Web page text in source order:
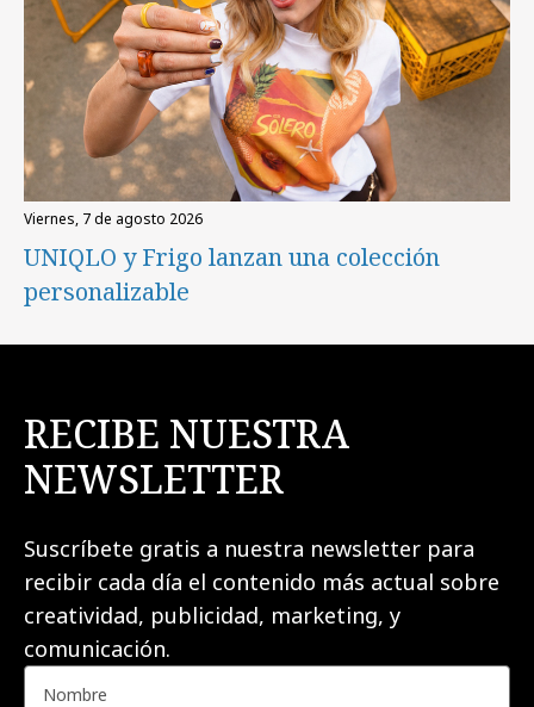
viernes, 7 de agosto 2026
UNIQLO y Frigo lanzan una colección
personalizable
RECIBE NUESTRA
NEWSLETTER
Suscríbete gratis a nuestra newsletter para
recibir cada día el contenido más actual sobre
creatividad, publicidad, marketing, y
comunicación.